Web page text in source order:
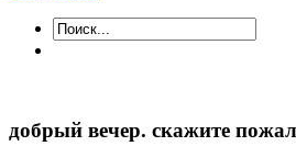
добрый вечер. скажите